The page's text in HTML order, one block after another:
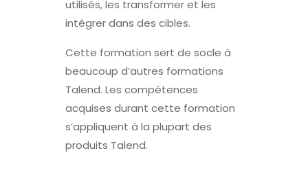
utilisés, les transformer et les
intégrer dans des cibles.
Cette formation sert de socle à
beaucoup d’autres formations
Talend. Les compétences
acquises durant cette formation
s’appliquent à la plupart des
produits Talend.